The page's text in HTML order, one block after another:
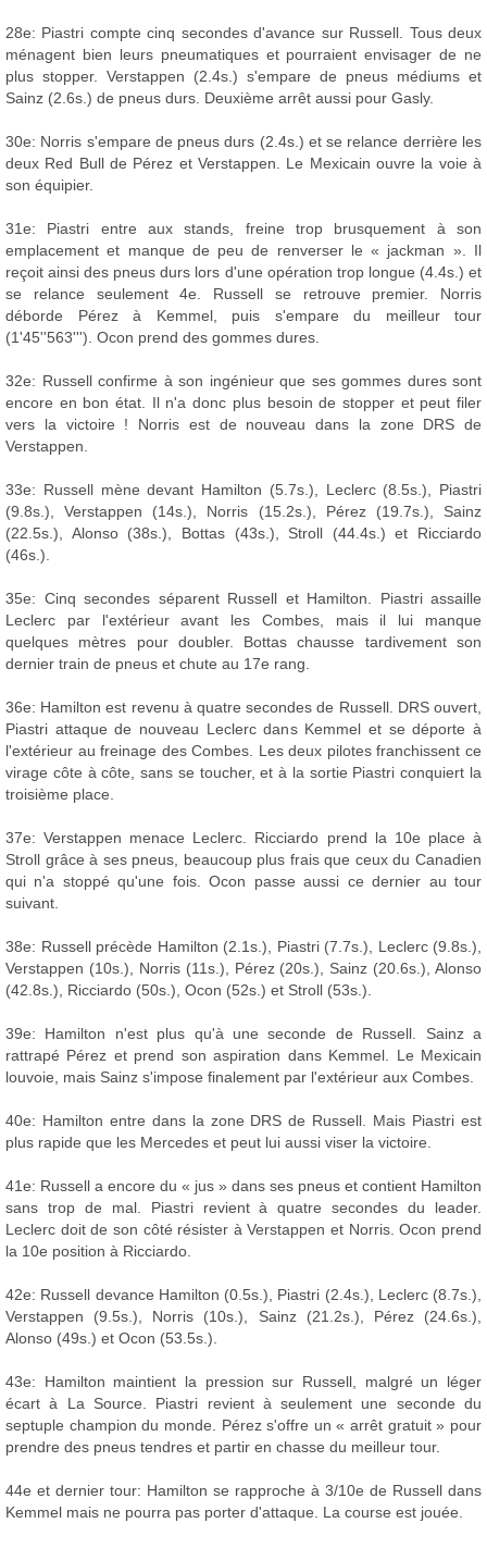
28e: Piastri compte cinq secondes d'avance sur Russell. Tous deux
ménagent bien leurs pneumatiques et pourraient envisager de ne
plus stopper. Verstappen (2.4s.) s'empare de pneus médiums et
Sainz (2.6s.) de pneus durs. Deuxième arrêt aussi pour Gasly.
30e: Norris s'empare de pneus durs (2.4s.) et se relance derrière les
deux Red Bull de Pérez et Verstappen. Le Mexicain ouvre la voie à
son équipier.
31e: Piastri entre aux stands, freine trop brusquement à son
emplacement et manque de peu de renverser le « jackman ». Il
reçoit ainsi des pneus durs lors d'une opération trop longue (4.4s.) et
se relance seulement 4e. Russell se retrouve premier. Norris
déborde Pérez à Kemmel, puis s'empare du meilleur tour
(1'45''563'''). Ocon prend des gommes dures.
32e: Russell confirme à son ingénieur que ses gommes dures sont
encore en bon état. Il n'a donc plus besoin de stopper et peut filer
vers la victoire ! Norris est de nouveau dans la zone DRS de
Verstappen.
33e: Russell mène devant Hamilton (5.7s.), Leclerc (8.5s.), Piastri
(9.8s.), Verstappen (14s.), Norris (15.2s.), Pérez (19.7s.), Sainz
(22.5s.), Alonso (38s.), Bottas (43s.), Stroll (44.4s.) et Ricciardo
(46s.).
35e: Cinq secondes séparent Russell et Hamilton. Piastri assaille
Leclerc par l'extérieur avant les Combes, mais il lui manque
quelques mètres pour doubler. Bottas chausse tardivement son
dernier train de pneus et chute au 17e rang.
36e: Hamilton est revenu à quatre secondes de Russell. DRS ouvert,
Piastri attaque de nouveau Leclerc dans Kemmel et se déporte à
l'extérieur au freinage des Combes. Les deux pilotes franchissent ce
virage côte à côte, sans se toucher, et à la sortie Piastri conquiert la
troisième place.
37e: Verstappen menace Leclerc. Ricciardo prend la 10e place à
Stroll grâce à ses pneus, beaucoup plus frais que ceux du Canadien
qui n'a stoppé qu'une fois. Ocon passe aussi ce dernier au tour
suivant.
38e: Russell précède Hamilton (2.1s.), Piastri (7.7s.), Leclerc (9.8s.),
Verstappen (10s.), Norris (11s.), Pérez (20s.), Sainz (20.6s.), Alonso
(42.8s.), Ricciardo (50s.), Ocon (52s.) et Stroll (53s.).
39e: Hamilton n'est plus qu'à une seconde de Russell. Sainz a
rattrapé Pérez et prend son aspiration dans Kemmel. Le Mexicain
louvoie, mais Sainz s'impose finalement par l'extérieur aux Combes.
40e: Hamilton entre dans la zone DRS de Russell. Mais Piastri est
plus rapide que les Mercedes et peut lui aussi viser la victoire.
41e: Russell a encore du « jus » dans ses pneus et contient Hamilton
sans trop de mal. Piastri revient à quatre secondes du leader.
Leclerc doit de son côté résister à Verstappen et Norris. Ocon prend
la 10e position à Ricciardo.
42e: Russell devance Hamilton (0.5s.), Piastri (2.4s.), Leclerc (8.7s.),
Verstappen (9.5s.), Norris (10s.), Sainz (21.2s.), Pérez (24.6s.),
Alonso (49s.) et Ocon (53.5s.).
43e: Hamilton maintient la pression sur Russell, malgré un léger
écart à La Source. Piastri revient à seulement une seconde du
septuple champion du monde. Pérez s'offre un « arrêt gratuit » pour
prendre des pneus tendres et partir en chasse du meilleur tour.
44e et dernier tour: Hamilton se rapproche à 3/10e de Russell dans
Kemmel mais ne pourra pas porter d'attaque. La course est jouée.